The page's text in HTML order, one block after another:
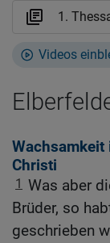
Videos
Christi
1 Was aber
Brüder, so
geschrieben